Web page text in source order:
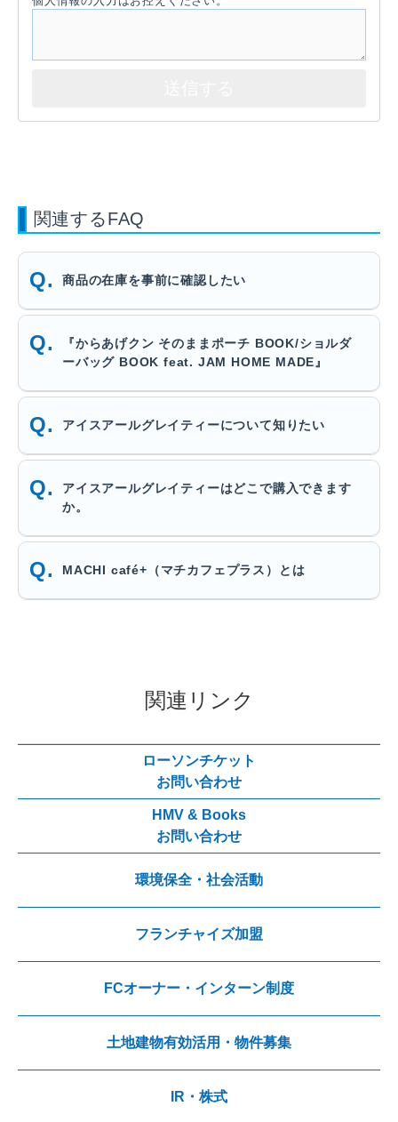
関連するFAQ
商品の在庫を事前に確認したい
『からあげクン そのままポーチ BOOK/ショルダ
ーバッグ BOOK feat. JAM HOME MADE』
アイスアールグレイティーについて知りたい
アイスアールグレイティーはどこで購入できます
か。
MACHI café+（マチカフェプラス）とは
関連リンク
ローソンチケット
お問い合わせ
HMV & Books
お問い合わせ
環境保全・社会活動
フランチャイズ加盟
FCオーナー・インターン制度
土地建物有効活用・物件募集
IR・株式